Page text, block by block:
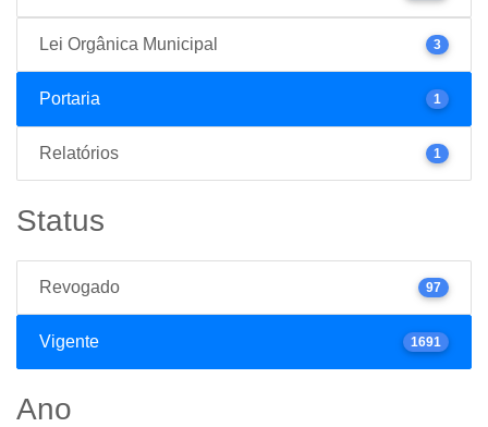
Lei Orgânica Municipal 3
Portaria 1
Relatórios 1
Status
Revogado 97
Vigente 1691
Ano